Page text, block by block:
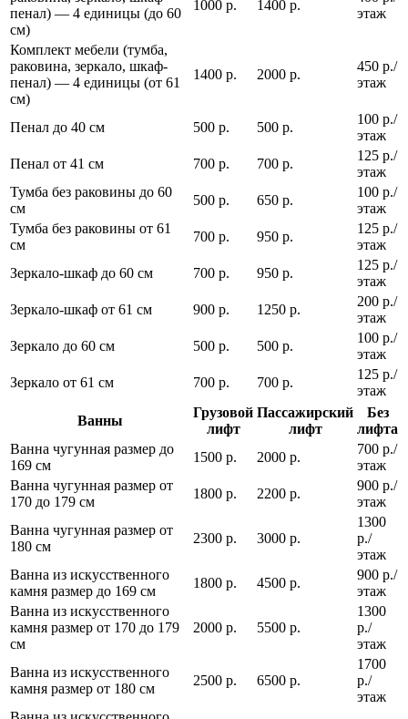
пенал) — 4 единицы (до 60
см)
1000 р. 1400 р.
этаж
Комплект мебели (тумба,
раковина, зеркало, шкаф-
пенал) — 4 единицы (от 61
см)
1400 р. 2000 р.
450 р./
этаж
Пенал до 40 см 500 р. 500 р.
100 р./
этаж
Пенал от 41 см
700 р. 700 р.
125 р./
этаж
Тумба без раковины до 60
см
500 р. 650 р.
100 р./
этаж
Тумба без раковины от 61
см
700 р. 950 р.
125 р./
этаж
Зеркало-шкаф до 60 см
700 р. 950 р.
125 р./
этаж
Зеркало-шкаф от 61 см
900 р. 1250 р.
200 р./
этаж
Зеркало до 60 см
500 р. 500 р.
100 р./
этаж
Зеркало от 61 см
700 р. 700 р.
125 р./
этаж
Ванны
Грузовой
лифт
Пассажирский
лифт
Без
лифта
Ванна чугунная размер до
169 см
1500 р. 2000 р.
700 р./
этаж
Ванна чугунная размер от
170 до 179 см
1800 р. 2200 р.
900 р./
этаж
Ванна чугунная размер от
180 см
2300 р. 3000 р.
1300
р./
этаж
Ванна из искусственного
камня размер до 169 см
1800 р. 4500 р.
900 р./
этаж
Ванна из искусственного
камня размер от 170 до 179
см
2000 р. 5500 р.
1300
р./
этаж
Ванна из искусственного
камня размер от 180 см
2500 р. 6500 р.
1700
р./
этаж